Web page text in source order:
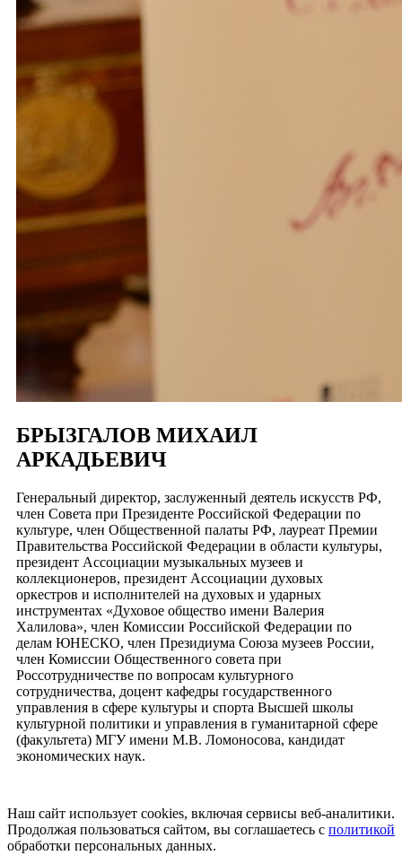
БРЫЗГАЛОВ МИХАИЛ
АРКАДЬЕВИЧ
Генеральный директор, заслуженный деятель искусств РФ,
член Совета при Президенте Российской Федерации по
культуре, член Общественной палаты РФ, лауреат Премии
Правительства Российской Федерации в области культуры,
президент Ассоциации музыкальных музеев и
коллекционеров, президент Ассоциации духовых
оркестров и исполнителей на духовых и ударных
инструментах «Духовое общество имени Валерия
Халилова», член Комиссии Российской Федерации по
делам ЮНЕСКО, член Президиума Союза музеев России,
член Комиссии Общественного совета при
Россотрудничестве по вопросам культурного
сотрудничества, доцент кафедры государственного
управления в сфере культуры и спорта Высшей школы
культурной политики и управления в гуманитарной сфере
(факультета) МГУ имени М.В. Ломоносова, кандидат
экономических наук.
Наш сайт использует cookies, включая сервисы веб-аналитики.
Продолжая пользоваться сайтом, вы соглашаетесь с политикой
обработки персональных данных.